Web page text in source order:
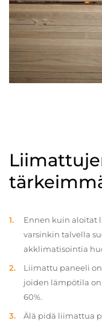
Ennen kuin aloitat
varsinkin talvella
akklimatisointia
Liimattu paneeli
joiden lämpötila on
60%.
Älä pidä liimattua